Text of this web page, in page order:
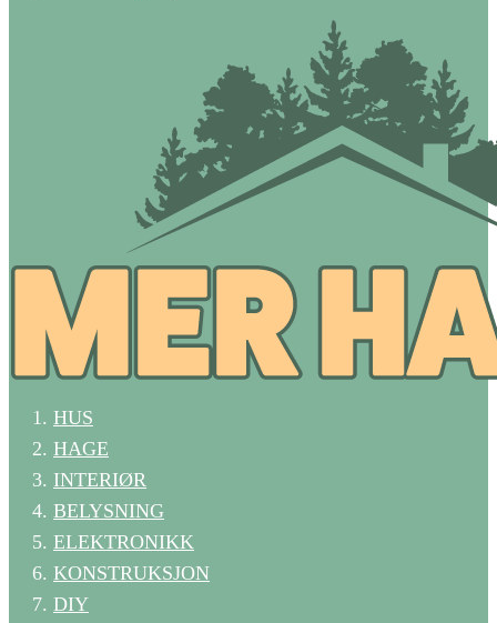
HUS
HAGE
INTERIØR
BELYSNING
ELEKTRONIKK
KONSTRUKSJON
DIY